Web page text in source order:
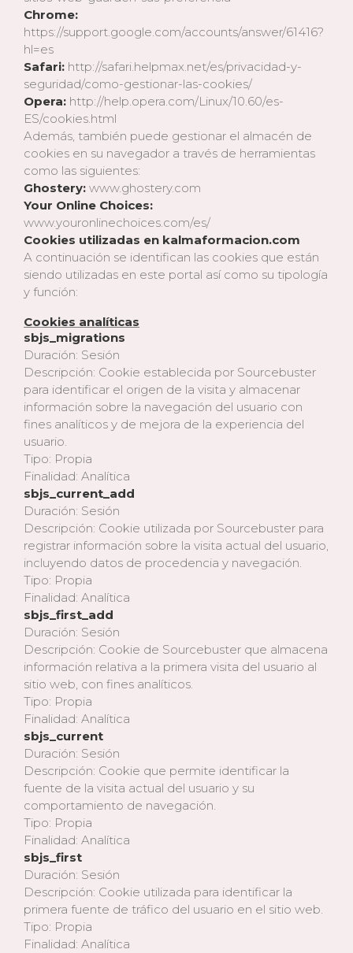
Chrome:
https://support.google.com/accounts/answer/61416?
hl=es
Safari: http://safari.helpmax.net/es/privacidad-y-
seguridad/como-gestionar-las-cookies/
Opera: http://help.opera.com/Linux/10.60/es-
ES/cookies.html
Además, también puede gestionar el almacén de
cookies en su navegador a través de herramientas
como las siguientes:
Ghostery: www.ghostery.com
Your Online Choices:
www.youronlinechoices.com/es/
Cookies utilizadas en kalmaformacion.com
A continuación se identifican las cookies que están
siendo utilizadas en este portal así como su tipología
y función:
Cookies analíticas
sbjs_migrations
Duración: Sesión
Descripción: Cookie establecida por Sourcebuster
para identificar el origen de la visita y almacenar
información sobre la navegación del usuario con
fines analíticos y de mejora de la experiencia del
usuario.
Tipo: Propia
Finalidad: Analítica
sbjs_current_add
Duración: Sesión
Descripción: Cookie utilizada por Sourcebuster para
registrar información sobre la visita actual del usuario,
incluyendo datos de procedencia y navegación.
Tipo: Propia
Finalidad: Analítica
sbjs_first_add
Duración: Sesión
Descripción: Cookie de Sourcebuster que almacena
información relativa a la primera visita del usuario al
sitio web, con fines analíticos.
Tipo: Propia
Finalidad: Analítica
sbjs_current
Duración: Sesión
Descripción: Cookie que permite identificar la
fuente de la visita actual del usuario y su
comportamiento de navegación.
Tipo: Propia
Finalidad: Analítica
sbjs_first
Duración: Sesión
Descripción: Cookie utilizada para identificar la
primera fuente de tráfico del usuario en el sitio web.
Tipo: Propia
Finalidad: Analítica